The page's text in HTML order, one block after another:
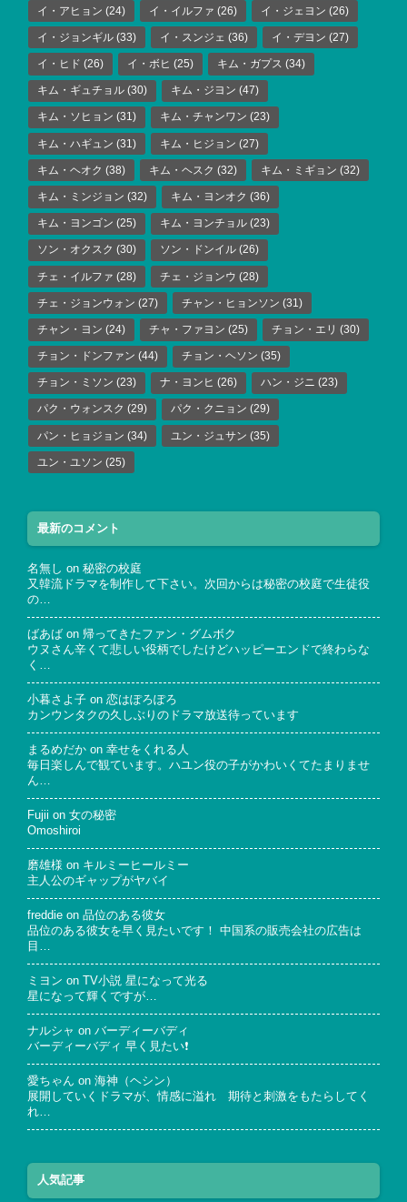
イ・アヒョン (24) イ・イルファ (26) イ・ジェヨン (26)
イ・ジョンギル (33) イ・スンジェ (36) イ・デヨン (27)
イ・ヒド (26) イ・ボヒ (25) キム・ガプス (34)
キム・ギュチョル (30) キム・ジヨン (47)
キム・ソヒョン (31) キム・チャンワン (23)
キム・ハギュン (31) キム・ヒジョン (27)
キム・ヘオク (38) キム・ヘスク (32) キム・ミギョン (32)
キム・ミンジョン (32) キム・ヨンオク (36)
キム・ヨンゴン (25) キム・ヨンチョル (23)
ソン・オクスク (30) ソン・ドンイル (26)
チェ・イルファ (28) チェ・ジョンウ (28)
チェ・ジョンウォン (27) チャン・ヒョンソン (31)
チャン・ヨン (24) チャ・ファヨン (25) チョン・エリ (30)
チョン・ドンファン (44) チョン・ヘソン (35)
チョン・ミソン (23) ナ・ヨンヒ (26) ハン・ジニ (23)
パク・ウォンスク (29) パク・クニョン (29)
パン・ヒョジョン (34) ユン・ジュサン (35)
ユン・ユソン (25)
最新のコメント
名無し on 秘密の校庭
又韓流ドラマを制作して下さい。次回からは秘密の校庭で生徒役
の…
ばあば on 帰ってきたファン・グムボク
ウヌさん辛くて悲しい役柄でしたけどハッピーエンドで終わらな
く…
小暮さよ子 on 恋はぽろぽろ
カンウンタクの久しぶりのドラマ放送待っています
まるめだか on 幸せをくれる人
毎日楽しんで観ています。ハユン役の子がかわいくてたまりませ
ん…
Fujii on 女の秘密
Omoshiroi
磨雄様 on キルミーヒールミー
主人公のギャップがヤバイ
freddie on 品位のある彼女
品位のある彼女を早く見たいです！ 中国系の販売会社の広告は
目…
ミヨン on TV小説 星になって光る
星になって輝くですが…
ナルシャ on バーディーバディ
バーディーバディ 早く見たい❗
愛ちゃん on 海神（ヘシン）
展開していくドラマが、情感に溢れ 期待と刺激をもたらしてく
れ…
人気記事